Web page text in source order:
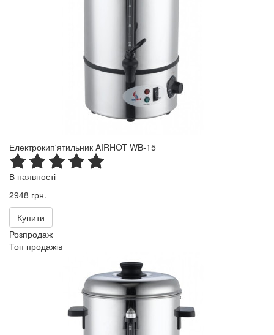
Електрокип'ятильник AIRHOT WB-15
В наявності
2948 грн.
Купити
Розпродаж
Топ продажів